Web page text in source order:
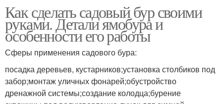
Как сделать садовый бур своими
руками. Детали ямобура и
особенности его работы
Сферы применения садового бура:
посадка деревьев, кустарников;установка столбиков под
забор;монтаж уличных фонарей;обустройство
дренажной системы;создание колодца;бурение